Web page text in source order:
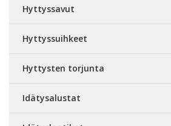
Hyttyssavut
Hyttyssuihkeet
Hyttysten torjunta
Idätysalustat